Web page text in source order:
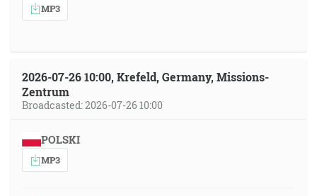
MP3
2026-07-26 10:00, Krefeld, Germany, Missions-
Zentrum
Broadcasted: 2026-07-26 10:00
POLSKI
MP3